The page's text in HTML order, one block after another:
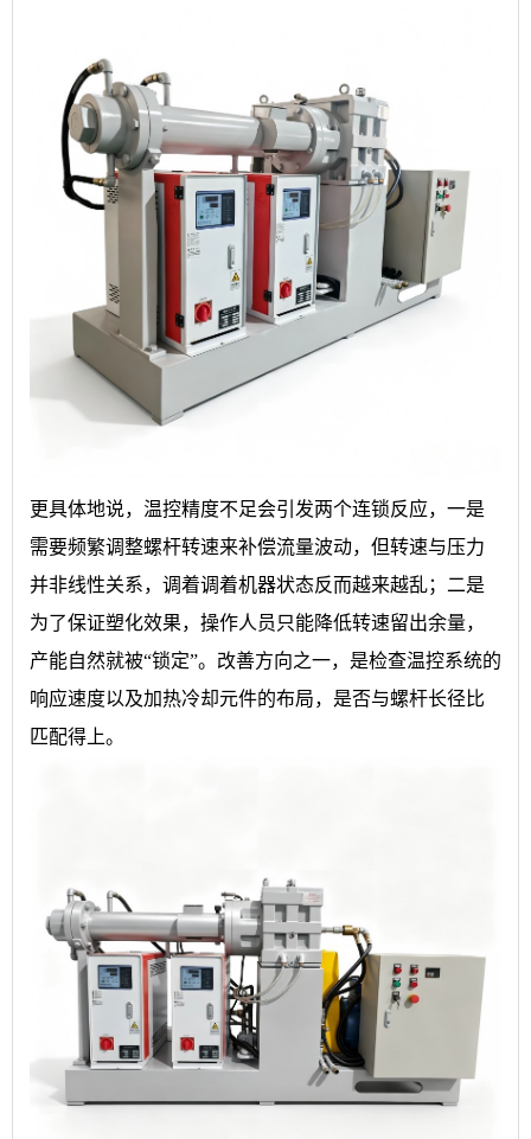
更具体地说，温控精度不足会引发两个连锁反应，一是
需要频繁调整螺杆转速来补偿流量波动，但转速与压力
并非线性关系，调着调着机器状态反而越来越乱；二是
为了保证塑化效果，操作人员只能降低转速留出余量，
产能自然就被“锁定”。改善方向之一，是检查温控系统的
响应速度以及加热冷却元件的布局，是否与螺杆长径比
匹配得上。